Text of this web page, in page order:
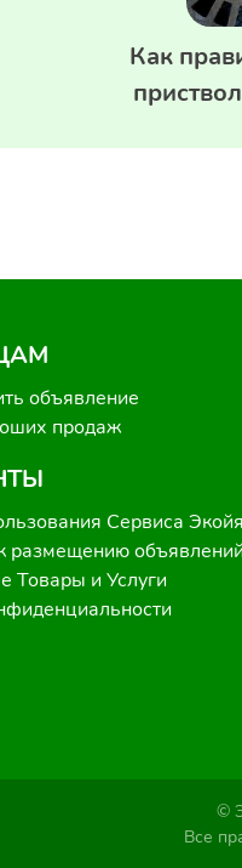
Как
объявление
продаж
Сервиса Экойя
размещению объявлений
Товары и Услуги
©
Все